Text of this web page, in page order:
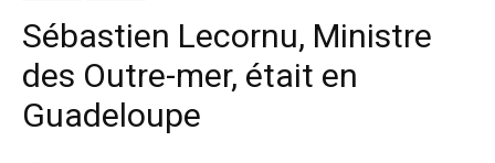
Sébastien Lecornu, Ministre
des Outre-mer, était en
Guadeloupe